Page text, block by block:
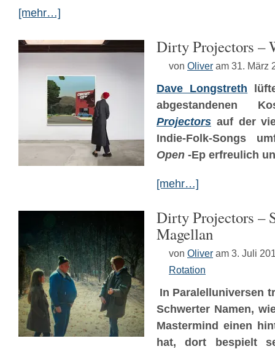
[mehr…]
Dirty Projectors –
von Oliver am 31. März
Dave Longstreth
abgestandenen
Projectors auf der
Indie-Folk-Songs
Open -Ep erfreulich
[mehr…]
Dirty Projectors –
Magellan
von Oliver am 3. Juli
Rotation
In Paralelluniversen
Schwerter Namen,
Mastermind einen
hat, dort bespielt